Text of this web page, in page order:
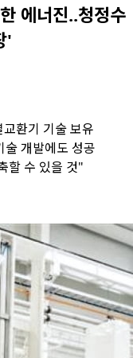
에너진..청정수
'
교환기 기술 보유
술 개발에도 성공
할 수 있을 것"